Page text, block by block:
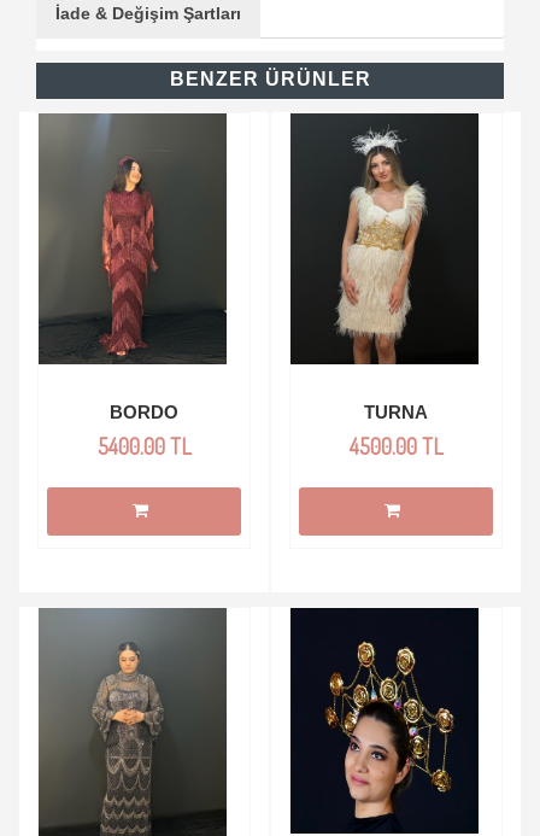
İade & Değişim Şartları
BENZER ÜRÜNLER
BORDO
5400.00 TL
TURNA
4500.00 TL